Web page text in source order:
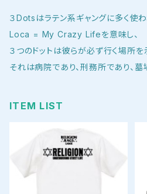
３Dotsはラテン系ギャングに多く使
Loca = My Crazy Lifeを意味し、
３つのドットは彼らが必ず行く場所を
それは病院であり、刑務所であり、墓
ITEM LIST